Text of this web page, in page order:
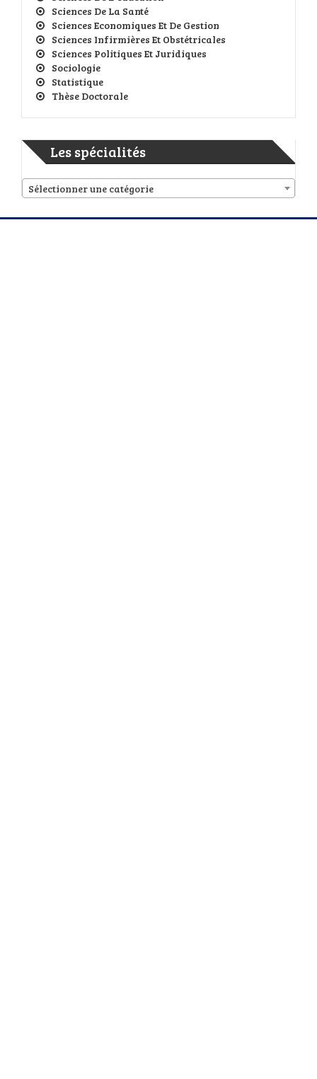
Sciences De La Santé
Sciences Economiques Et De Gestion
Sciences Infirmières Et Obstétricales
Sciences Politiques Et Juridiques
Sociologie
Statistique
Thèse Doctorale
Les spécialités
Sélectionner une catégorie